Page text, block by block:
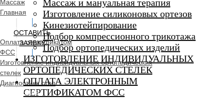
салон
Массаж и мануальная терапия
Изготовление силиконовых ортезов
Кинезиотейпирование
Подбор компрессионного трикотажа
Подбор ортопедических изделий
ИЗГОТОВЛЕНИЕ ИНДИВИДУАЛЬНЫХ
ОРТОПЕДИЧЕСКИХ СТЕЛЕК
ОПЛАТА ЭЛЕКТРОННЫМ
СЕРТИФИКАТОМ ФСС
Массаж
Главная
ОСТАВИТЬ
ЗАЯВКУ
Оплата сертификатом
ФСС
Изготовление индивидуальных ортопедических
стелек
Диагностика стоп
Ортопедический